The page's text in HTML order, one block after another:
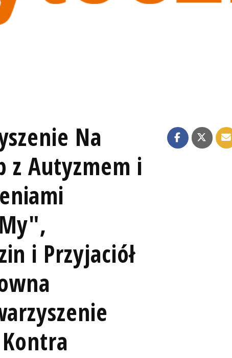
Na
z Autyzmem i
i Przyjaciół